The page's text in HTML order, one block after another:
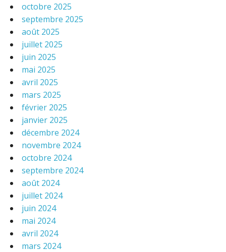
octobre 2025
septembre 2025
août 2025
juillet 2025
juin 2025
mai 2025
avril 2025
mars 2025
février 2025
janvier 2025
décembre 2024
novembre 2024
octobre 2024
septembre 2024
août 2024
juillet 2024
juin 2024
mai 2024
avril 2024
mars 2024